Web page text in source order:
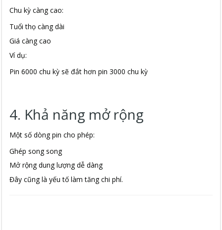
Chu kỳ càng cao:
Tuổi thọ càng dài
Giá càng cao
Ví dụ:
Pin 6000 chu kỳ sẽ đắt hơn pin 3000 chu kỳ
4. Khả năng mở rộng
Một số dòng pin cho phép:
Ghép song song
Mở rộng dung lượng dễ dàng
Đây cũng là yếu tố làm tăng chi phí.